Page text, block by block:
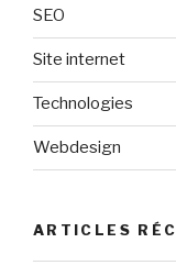
SEO
Site internet
Technologies
Webdesign
ARTICLES